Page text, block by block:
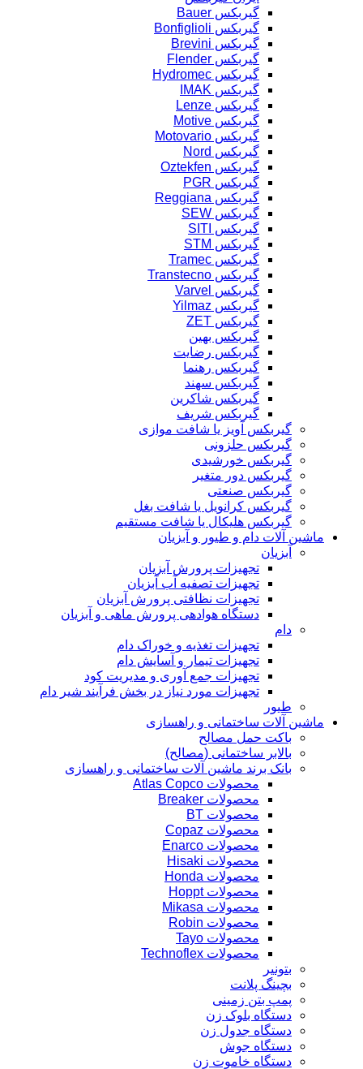
گیربکس Bauer
گیربکس Bonfiglioli
گیربکس Brevini
گیربکس Flender
گیربکس Hydromec
گیربکس IMAK
گیربکس Lenze
گیربکس Motive
گیربکس Motovario
گیربکس Nord
گیربکس Oztekfen
گیربکس PGR
گیربکس Reggiana
گیربکس SEW
گیربکس SITI
گیربکس STM
گیربکس Tramec
گیربکس Transtecno
گیربکس Varvel
گیربکس Yilmaz
گیربکس ZET
گیربکس بهین
گیربکس رضایت
گیربکس رهنما
گیربکس سهند
گیربکس شاکرین
گیربکس شریف
گیربکس آویز یا شافت موازی
گیربکس حلزونی
گیربکس خورشیدی
گیربکس دور متغیر
گیربکس صنعتی
گیربکس کرانویل یا شافت بغل
گیربکس هلیکال یا شافت مستقیم
ماشین آلات دام و طیور و آبزیان
آبزیان
تجهیزات پرورش آبزیان
تجهیزات تصفیه آب آبزیان
تجهیزات نظافتی پرورش آبزیان
دستگاه هوادهی پرورش ماهی و آبزیان
دام
تجهیزات تغذیه و خوراک دام
تجهیزات تیمار و آسایش دام
تجهیزات جمع آوری و مدیریت کود
تجهیزات مورد نیاز در بخش فرآیند شیر دام
طیور
ماشین آلات ساختمانی و راهسازی
باکت حمل مصالح
بالابر ساختمانی (مصالح)
بانک برند ماشین آلات ساختمانی و راهسازی
محصولات Atlas Copco
محصولات Breaker
محصولات BT
محصولات Copaz
محصولات Enarco
محصولات Hisaki
محصولات Honda
محصولات Hoppt
محصولات Mikasa
محصولات Robin
محصولات Tayo
محصولات Technoflex
بتونیر
بچینگ پلانت
پمپ بتن زمینی
دستگاه بلوک زن
دستگاه جدول زن
دستگاه جوش
دستگاه خاموت زن